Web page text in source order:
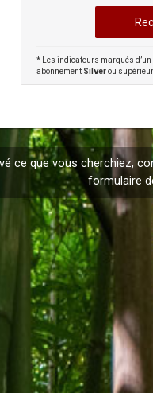
* Les indicateurs marqués
abonnement Silverou supérieur
ce que vous cherchiez,
formulaire